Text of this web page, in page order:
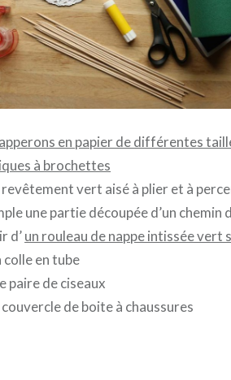
en papier de différentes
à brochettes
revêtement vert aisé à plier et à
une partie découpée d’un chemin
d’un rouleau de nappe intissée vert
colle en tube
paire de ciseaux
couvercle de boite à chaussures